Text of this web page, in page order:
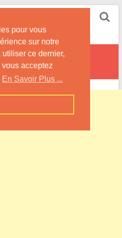
pour vous
sur notre
ce dernier,
acceptez
En Savoir Plus ...
à Chaleur